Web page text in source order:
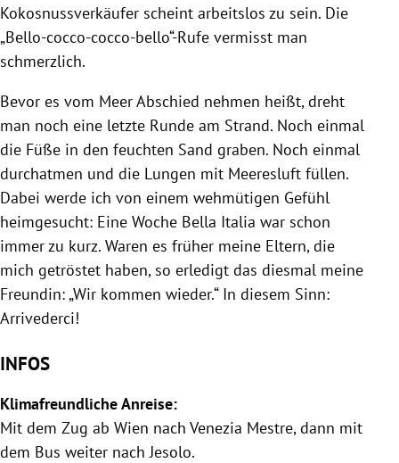
Kokosnussverkäufer scheint arbeitslos zu sein. Die
„Bello-cocco-cocco-bello“-Rufe vermisst man
schmerzlich.
Bevor es vom Meer Abschied nehmen heißt, dreht
man noch eine letzte Runde am Strand. Noch einmal
die Füße in den feuchten Sand graben. Noch einmal
durchatmen und die Lungen mit Meeresluft füllen.
Dabei werde ich von einem wehmütigen Gefühl
heimgesucht: Eine Woche Bella Italia war schon
immer zu kurz. Waren es früher meine Eltern, die
mich getröstet haben, so erledigt das diesmal meine
Freundin: „Wir kommen wieder.“ In diesem Sinn:
Arrivederci!
INFOS
Klimafreundliche Anreise:
Mit dem Zug ab Wien nach Venezia Mestre, dann mit
dem Bus weiter nach Jesolo.